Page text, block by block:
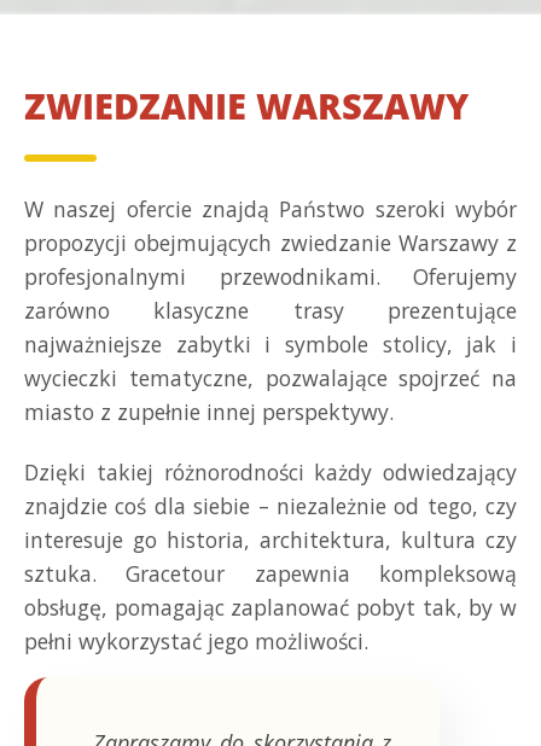
ZWIEDZANIE WARSZAWY
W naszej ofercie znajdą Państwo szeroki wybór
propozycji obejmujących zwiedzanie Warszawy z
profesjonalnymi przewodnikami. Oferujemy
zarówno klasyczne trasy prezentujące
najważniejsze zabytki i symbole stolicy, jak i
wycieczki tematyczne, pozwalające spojrzeć na
miasto z zupełnie innej perspektywy.
Dzięki takiej różnorodności każdy odwiedzający
znajdzie coś dla siebie – niezależnie od tego, czy
interesuje go historia, architektura, kultura czy
sztuka. Gracetour zapewnia kompleksową
obsługę, pomagając zaplanować pobyt tak, by w
pełni wykorzystać jego możliwości.